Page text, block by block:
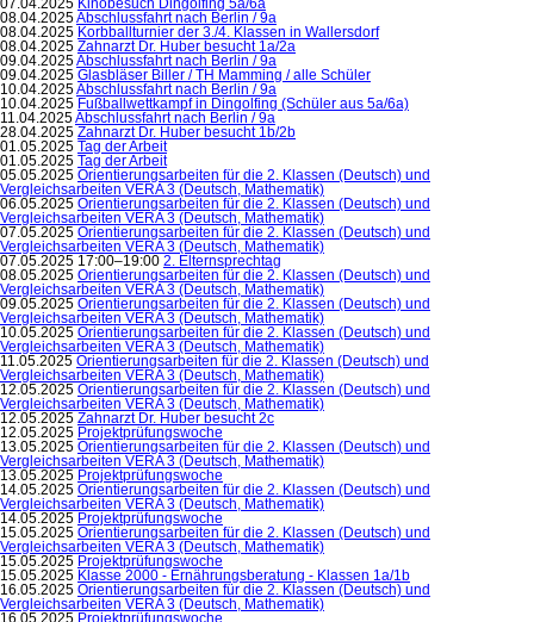
07.04.2025 Kinobesuch Dingolfing 5a/6a
08.04.2025Abschlussfahrt nach Berlin / 9a
08.04.2025 Korbballturnier der 3./4. Klassen in Wallersdorf
08.04.2025 Zahnarzt Dr. Huber besucht 1a/2a
09.04.2025Abschlussfahrt nach Berlin / 9a
09.04.2025 Glasbläser Biller / TH Mamming / alle Schüler
10.04.2025Abschlussfahrt nach Berlin / 9a
10.04.2025 Fußballwettkampf in Dingolfing (Schüler aus 5a/6a)
11.04.2025Abschlussfahrt nach Berlin / 9a
28.04.2025 Zahnarzt Dr. Huber besucht 1b/2b
01.05.2025 Tag der Arbeit
01.05.2025 Tag der Arbeit
05.05.2025 Orientierungsarbeiten für die 2. Klassen (Deutsch) und
Vergleichsarbeiten VERA 3 (Deutsch, Mathematik)
06.05.2025 Orientierungsarbeiten für die 2. Klassen (Deutsch) und
Vergleichsarbeiten VERA 3 (Deutsch, Mathematik)
07.05.2025 Orientierungsarbeiten für die 2. Klassen (Deutsch) und
Vergleichsarbeiten VERA 3 (Deutsch, Mathematik)
07.05.2025 17:00–19:00 2. Elternsprechtag
08.05.2025 Orientierungsarbeiten für die 2. Klassen (Deutsch) und
Vergleichsarbeiten VERA 3 (Deutsch, Mathematik)
09.05.2025 Orientierungsarbeiten für die 2. Klassen (Deutsch) und
Vergleichsarbeiten VERA 3 (Deutsch, Mathematik)
10.05.2025 Orientierungsarbeiten für die 2. Klassen (Deutsch) und
Vergleichsarbeiten VERA 3 (Deutsch, Mathematik)
11.05.2025 Orientierungsarbeiten für die 2. Klassen (Deutsch) und
Vergleichsarbeiten VERA 3 (Deutsch, Mathematik)
12.05.2025 Orientierungsarbeiten für die 2. Klassen (Deutsch) und
Vergleichsarbeiten VERA 3 (Deutsch, Mathematik)
12.05.2025 Zahnarzt Dr. Huber besucht 2c
12.05.2025 Projektprüfungswoche
13.05.2025 Orientierungsarbeiten für die 2. Klassen (Deutsch) und
Vergleichsarbeiten VERA 3 (Deutsch, Mathematik)
13.05.2025 Projektprüfungswoche
14.05.2025 Orientierungsarbeiten für die 2. Klassen (Deutsch) und
Vergleichsarbeiten VERA 3 (Deutsch, Mathematik)
14.05.2025 Projektprüfungswoche
15.05.2025 Orientierungsarbeiten für die 2. Klassen (Deutsch) und
Vergleichsarbeiten VERA 3 (Deutsch, Mathematik)
15.05.2025 Projektprüfungswoche
15.05.2025 Klasse 2000 - Ernährungsberatung - Klassen 1a/1b
16.05.2025 Orientierungsarbeiten für die 2. Klassen (Deutsch) und
Vergleichsarbeiten VERA 3 (Deutsch, Mathematik)
16.05.2025 Projektprüfungswoche